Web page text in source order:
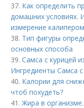
37. Как определить
домашних условиях.
измерение калипером
38. Тип фигуры
основных способа
39.Самса с курицей
Ингредиенты Самса с
40. Калории для
чтоб похудеть?
41.Жира в